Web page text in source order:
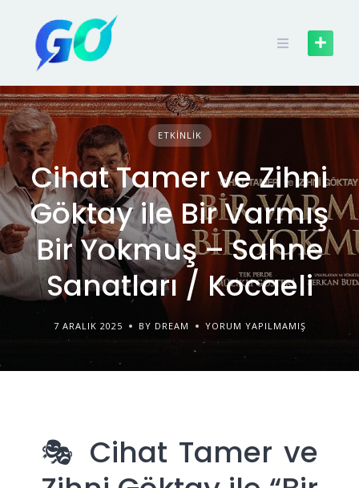
ETKINLIK
Cihat Tamer ve Zihni
Göktay ile Bir Varmış
Bir Yokmuş – Sahne
Sanatları / Kocaeli
7 ARALIK 2025 BY DREAM YORUM YAPILMAMIŞ
🎭 Cihat Tamer ve